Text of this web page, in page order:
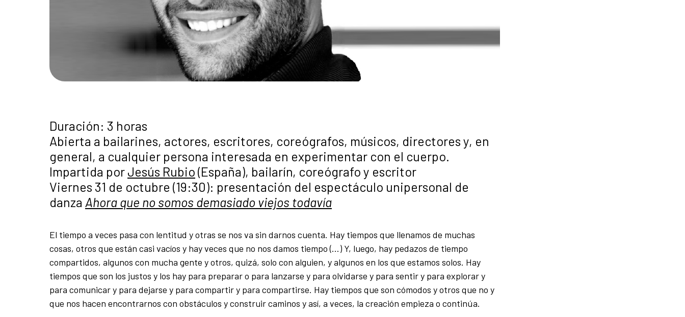
Duración: 3 horas
Abierta a bailarines, actores, escritores, coreógrafos, músicos, directores y, en
general, a cualquier persona interesada en experimentar con el cuerpo.
Impartida por Jesús Rubio (España), bailarín, coreógrafo y escritor
Viernes 31 de octubre (19:30): presentación del espectáculo unipersonal de
danza Ahora que no somos demasiado viejos todavía
El tiempo a veces pasa con lentitud y otras se nos va sin darnos cuenta. Hay tiempos que llenamos de muchas
cosas, otros que están casi vacíos y hay veces que no nos damos tiempo (…) Y, luego, hay pedazos de tiempo
compartidos, algunos con mucha gente y otros, quizá, solo con alguien, y algunos en los que estamos solos. Hay
tiempos que son los justos y los hay para preparar o para lanzarse y para olvidarse y para sentir y para explorar y
para comunicar y para dejarse y para compartir y para compartirse. Hay tiempos que son cómodos y otros que no y
que nos hacen encontrarnos con obstáculos y construir caminos y así, a veces, la creación empieza o continúa.